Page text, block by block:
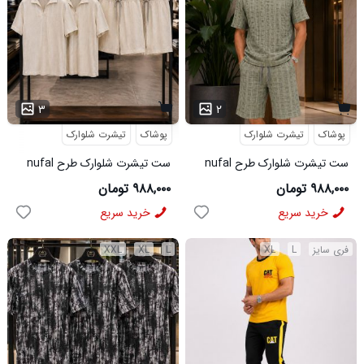
۳
پوشاک تیشرت شلوارک
ست تیشرت شلوارک طرح nufal
کد 6578
۹۸۸,۰۰۰ تومان
خرید سریع
۲
پوشاک تیشرت شلوارک
ست تیشرت شلوارک طرح nufal
سبز کد 6577
۹۸۸,۰۰۰ تومان
خرید سریع
L
XL
XXL فری سایز L
XL